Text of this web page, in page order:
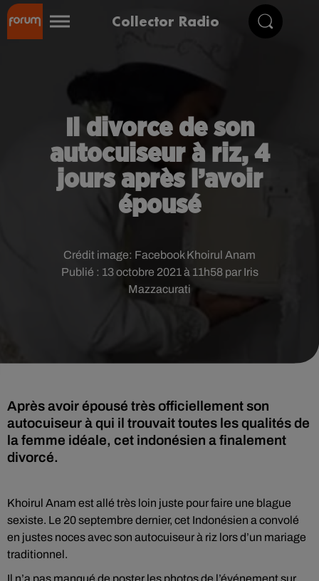
Collector Radio
Il divorce de son
autocuiseur à riz, 4
jours après l’avoir
épousé
Publié : 13 octobre 2021 à 11h58 par Iris
Mazzacurati
Crédit image: Facebook Khoirul Anam
Après avoir épousé très officiellement son
autocuiseur à qui il trouvait toutes les qualités de
la femme idéale, cet indonésien a finalement
divorcé.
Khoirul Anam est allé très loin juste pour faire une blague
sexiste. Le 20 septembre dernier, cet Indonésien a convolé
en justes noces avec son autocuiseur à riz lors d’un mariage
traditionnel.
Il n’a pas manqué de poster les photos de l’événement sur